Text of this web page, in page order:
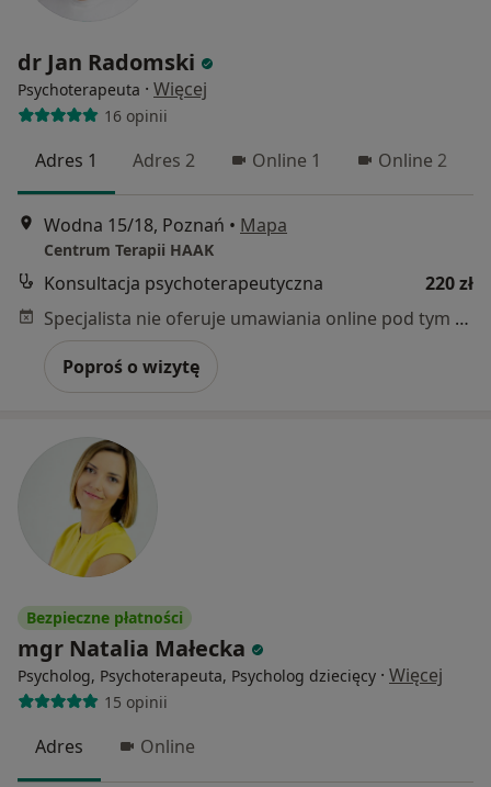
dr Jan Radomski
Psychoterapeuta · Więcej
16 opinii
Adres 1 Adres 2 Online 1 Online 2
Wodna 15/18, Poznań • Mapa
Centrum Terapii HAAK
Konsultacja psychoterapeutyczna
220 zł
Specjalista nie oferuje umawiania online pod tym adresem.
Poproś o wizytę
Bezpieczne płatności
mgr Natalia Małecka
Psycholog, Psychoterapeuta, Psycholog dziecięcy · Więcej
15 opinii
Adres Online